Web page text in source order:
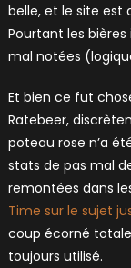
belle, et le site est
Pourtant les
mal notées
Et bien ce fut
Ratebeer,
poteau rose n’a
stats de pas mal
remontées dans
Time sur le sujet
coup écorné
toujours utilisé.